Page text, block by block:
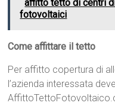
affitto tetto di centri
fotovoltaici
Come affittare il tetto
Per affitto copertura di
l’azienda interessata